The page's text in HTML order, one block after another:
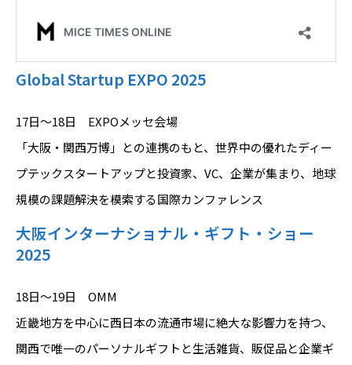
Global Startup EXPO 2025
17日～18日 EXPOメッセ会場
「大阪・関西万博」との連携のもと、世界中の優れたディー
プテックスタートアップと投資家、VC、企業が集まり、地球
規模の課題解決を模索する国際カンファレンス
大阪インターナショナル・ギフト・ショー
2025
18日～19日 OMM
近畿地方を中心に西日本の流通市場に絶大な影響力を持つ、
関西で唯一のパーソナルギフトと生活雑貨、販促品と企業ギ